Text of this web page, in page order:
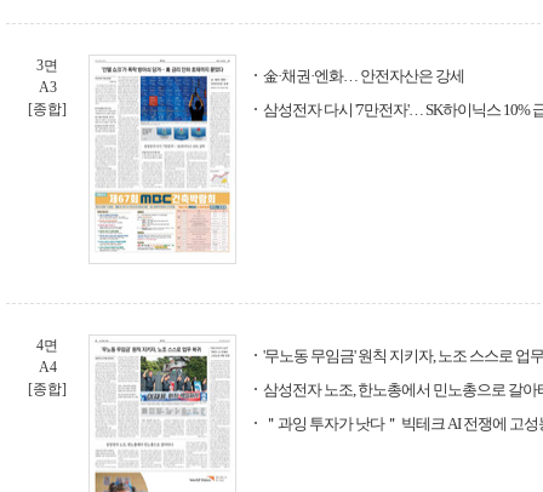
3면
A3
[종합]
金·채권·엔화… 안전자산은 강세
삼성전자 다시 '7만전자'… SK하이닉스 10%
4면
A4
[종합]
'무노동 무임금' 원칙 지키자, 노조 스스로 업
삼성전자 노조, 한노총에서 민노총으로 갈아
＂과잉 투자가 낫다＂ 빅테크 AI 전쟁에 고